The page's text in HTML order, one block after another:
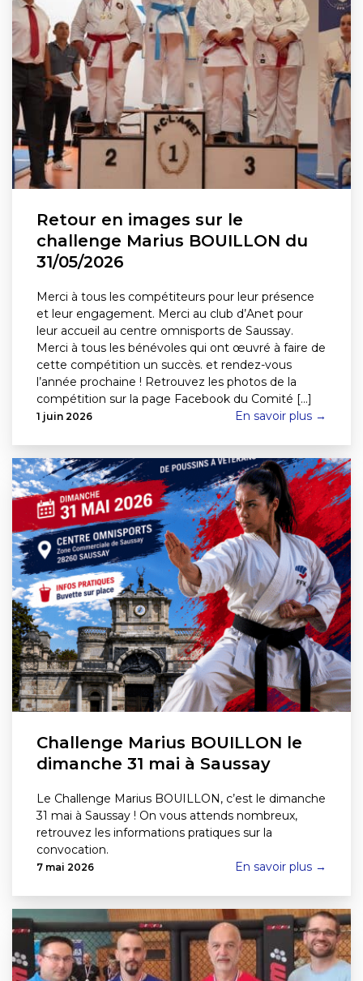
Retour en images sur le
challenge Marius BOUILLON du
31/05/2026
Merci à tous les compétiteurs pour leur présence
et leur engagement. Merci au club d’Anet pour
leur accueil au centre omnisports de Saussay.
Merci à tous les bénévoles qui ont œuvré à faire de
cette compétition un succès. et rendez-vous
l’année prochaine ! Retrouvez les photos de la
compétition sur la page Facebook du Comité [...]
1 juin 2026 En savoir plus →
Challenge Marius BOUILLON le
dimanche 31 mai à Saussay
Le Challenge Marius BOUILLON, c’est le dimanche
31 mai à Saussay ! On vous attends nombreux,
retrouvez les informations pratiques sur la
convocation.
7 mai 2026 En savoir plus →